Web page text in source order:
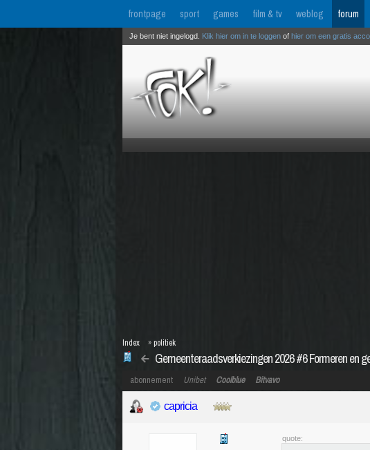
frontpage sport games film & tv weblog forum
Je bent niet ingelogd. Klik hier om in te loggen of hier om een gratis
Gemeenteraadsverkiezingen 2026 #6 Formeren en
Index » politiek
abonnement Unibet Coolblue Bitvavo
capricia
quote: